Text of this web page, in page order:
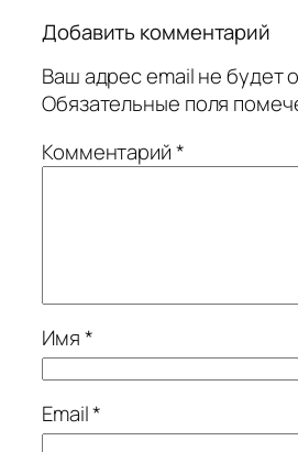
Добавить комментарий
Ваш адрес email не будет
Обязательные поля
Комментарий*
Имя*
Email*